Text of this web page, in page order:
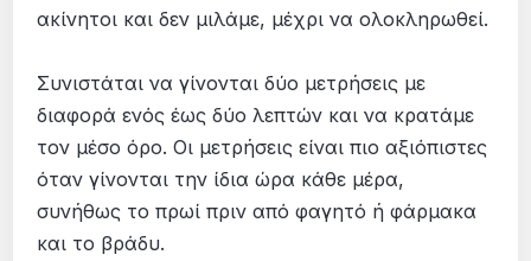
ακίνητοι και δεν μιλάμε, μέχρι να ολοκληρωθεί.
Συνιστάται να γίνονται δύο μετρήσεις με
διαφορά ενός έως δύο λεπτών και να κρατάμε
τον μέσο όρο. Οι μετρήσεις είναι πιο αξιόπιστες
όταν γίνονται την ίδια ώρα κάθε μέρα,
συνήθως το πρωί πριν από φαγητό ή φάρμακα
και το βράδυ.